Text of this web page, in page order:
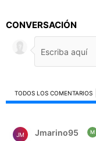
CONVERSACIÓN
TODOS LOS COMENTARIOS
JM Jmarino95 M